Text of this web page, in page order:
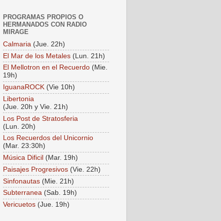
PROGRAMAS PROPIOS O
HERMANADOS CON RADIO
MIRAGE
Calmaria (Jue. 22h)
El Mar de los Metales (Lun. 21h)
El Mellotron en el Recuerdo (Mie.
19h)
IguanaROCK (Vie 10h)
Libertonia
(Jue. 20h y Vie. 21h)
Los Post de Stratosferia
(Lun. 20h)
Los Recuerdos del Unicornio
(Mar. 23:30h)
Música Dificil (Mar. 19h)
Paisajes Progresivos (Vie. 22h)
Sinfonautas (Mie. 21h)
Subterranea (Sab. 19h)
Vericuetos (Jue. 19h)